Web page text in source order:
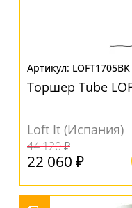
LOFT1705BK
Торшер Tube
Loft It (Испания)
44 120 ₽
22 060 ₽